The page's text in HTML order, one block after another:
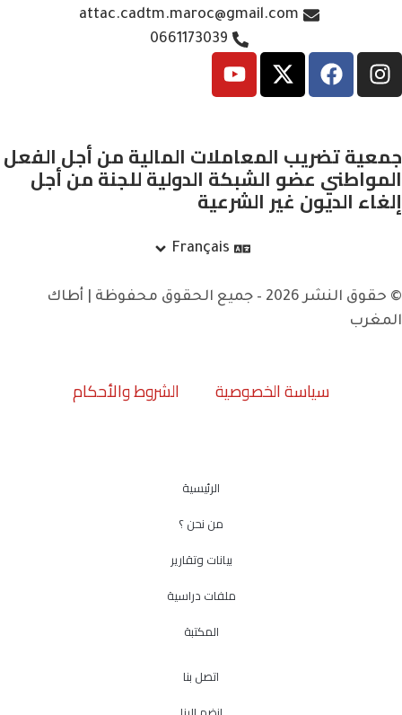
attac.cadtm.maroc@gmail.com
0661173039
جمعية تضريب المعاملات المالية من أجل الفعل
المواطني عضو الشبكة الدولية للجنة من أجل
إلغاء الديون غير الشرعية
Français
© حقوق النشر 2026 – جميع الحقوق محفوظة | أطاك
المغرب
سياسة الخصوصية الشروط والأحكام
الرئيسية
من نحن ؟
بيانات وتقارير
ملفات دراسية
المكتبة
اتصل بنا